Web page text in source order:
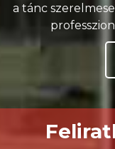
a tánc